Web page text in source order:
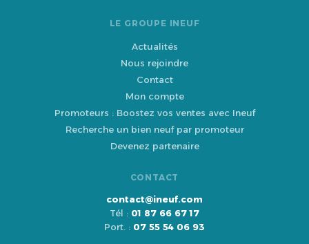
LE GROUPE INEUF
Actualités
Nous rejoindre
Contact
Mon compte
Promoteurs : Boostez vos ventes avec Ineuf
Recherche un bien neuf par promoteur
Devenez partenaire
CONTACT
contact@ineuf.com
Tél : 01 87 66 67 17
Port. : 07 55 54 06 93